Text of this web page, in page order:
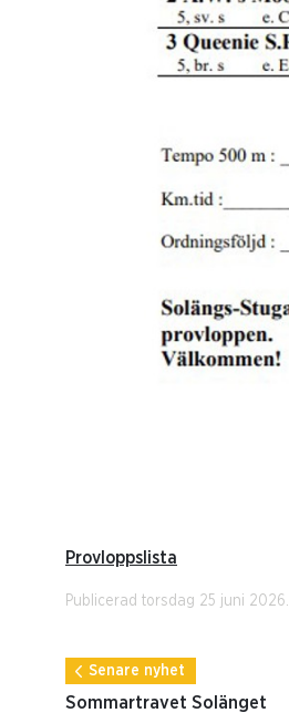
Provloppslista
Publicerad torsdag 25 juni 2026.
Senare nyhet
Sommartravet Solänget